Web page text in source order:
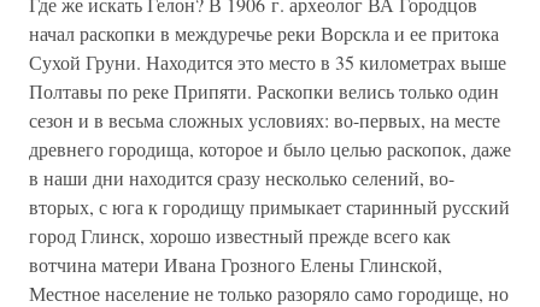
начал раскопки в междуречье реки Ворскла и ее притока
Сухой Груни. Находится это место в 35 километрах выше
Полтавы по реке Припяти. Раскопки велись только один
сезон и в весьма сложных условиях: во-первых, на месте
древнего городища, которое и было целью раскопок, даже
в наши дни находится сразу несколько селений, во-
вторых, с юга к городищу примыкает старинный русский
город Глинск, хорошо известный прежде всего как
вотчина матери Ивана Грозного Елены Глинской,
Местное население не только разоряло само городище, но